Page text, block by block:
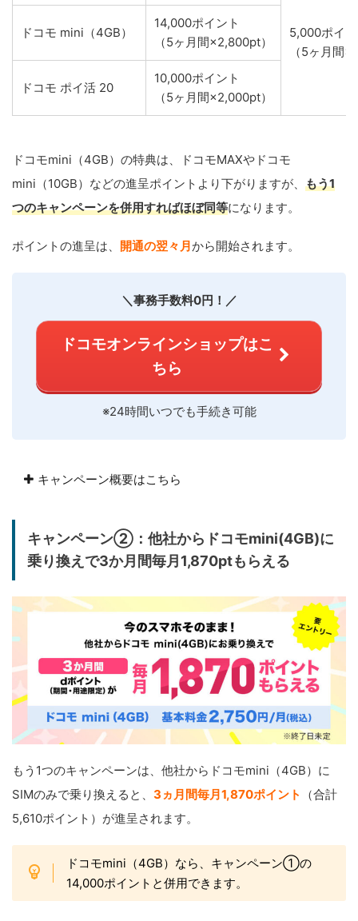
5,000ポイ
（5ヶ月間
ドコモ mini（4GB）
14,000ポイント
（5ヶ月間×2,800pt）
ドコモ ポイ活 20
10,000ポイント
（5ヶ月間×2,000pt）
ドコモmini（4GB）の特典は、ドコモMAXやドコモ
mini（10GB）などの進呈ポイントより下がりますが、 もう1
つのキャンペーンを併用すればほぼ同等になります。
ポイントの進呈は、 開通の翌々月から開始されます。
＼事務手数料0円！／
ドコモオンラインショップはこ
ちら
※24時間いつでも手続き可能
キャンペーン概要はこちら
キャンペーン②：他社からドコモmini(4GB)に
乗り換えで3か月間毎月1,870ptもらえる
もう1つのキャンペーンは、他社からドコモmini（4GB）に
SIMのみで乗り換えると、 3ヵ月間毎月1,870ポイント
（合計
5,610ポイント）が進呈されます。
ドコモmini（4GB）なら、キャンペーン①の
14,000ポイントと併用できます。